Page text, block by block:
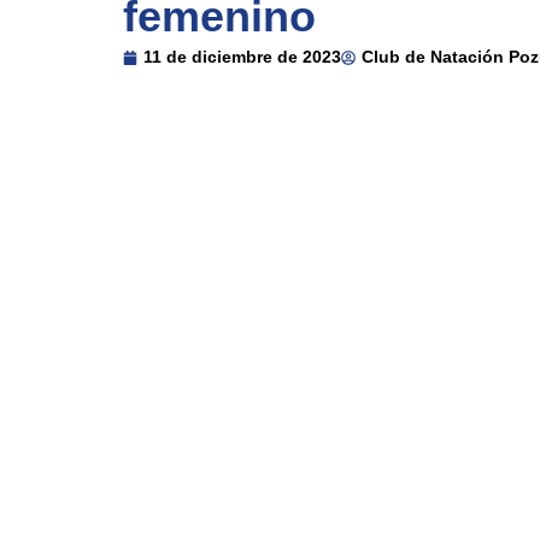
femenino
11 de diciembre de 2023 Club de Natación